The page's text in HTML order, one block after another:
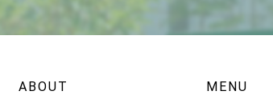
ABOUT MENU